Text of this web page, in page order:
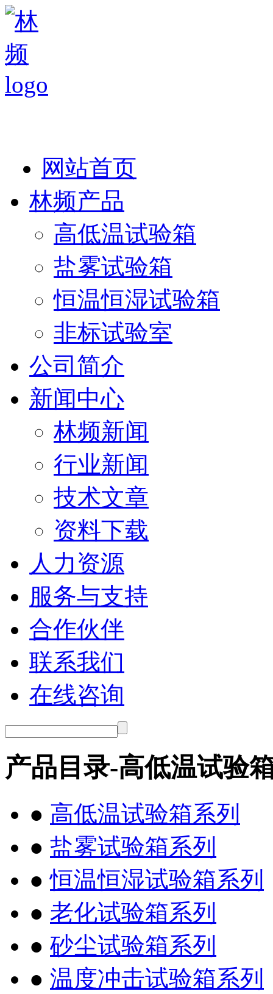
网站首页
林频产品
高低温试验箱
盐雾试验箱
恒温恒湿试验箱
非标试验室
公司简介
新闻中心
林频新闻
行业新闻
技术文章
资料下载
人力资源
服务与支持
合作伙伴
联系我们
在线咨询
产品目录-高低温试验
● 高低温试验箱系列
● 盐雾试验箱系列
●恒温恒湿试验箱系列
● 老化试验箱系列
● 砂尘试验箱系列
● 温度冲击试验箱系列